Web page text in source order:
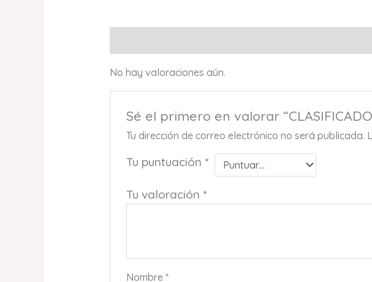
No hay valoraciones aún.
Sé el primero en valorar
Tu dirección de correo electrónico no será publicada.
Tu puntuación *
Tu valoración *
Nombre*